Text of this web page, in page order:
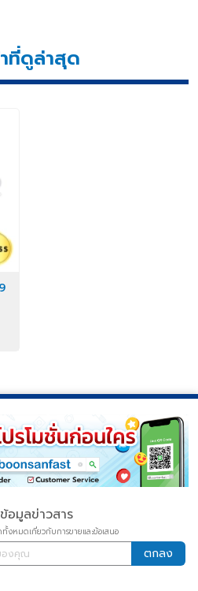
ที่ดูล่าสุด
อมูลข่าวสาร
งหมดเกี่ยวกับการขายและข้อเสนอ
ตกลง